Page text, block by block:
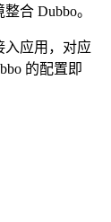
合 Dubbo。
应用，对应
的配置即